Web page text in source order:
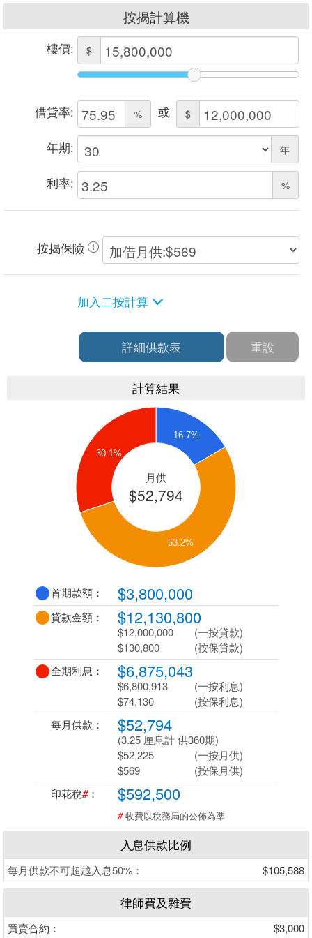
按揭計算機
樓價: $
借貸率: % 或 $
年期: 年
利率: %
按揭保險
加入二按計算
詳細供款表 重設
計算結果
月供
$52,794
16.7%
30.1%
53.2%
首期款額： $3,800,000
貸款金額： $12,130,800
$12,000,000
(一按貸款)
$130,800
(按保貸款)
全期利息：
$6,875,043
$6,800,913
(一按利息)
$74,130
(按保利息)
每月供款：
$52,794
(3.25 厘息計 供360期)
$52,225
(一按月供)
$569
(按保月供)
印花稅#： $592,500
#收費以稅務局的公佈為準
入息供款比例
每月供款不可超越入息50%： $105,588
律師費及雜費
買賣合約：
$3,000